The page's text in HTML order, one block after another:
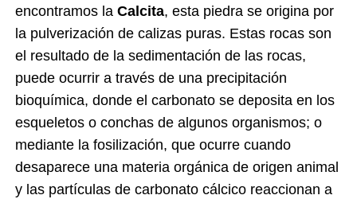
encontramos la Calcita, esta piedra se origina por
la pulverización de calizas puras. Estas rocas son
el resultado de la sedimentación de las rocas,
puede ocurrir a través de una precipitación
bioquímica, donde el carbonato se deposita en los
esqueletos o conchas de algunos organismos; o
mediante la fosilización, que ocurre cuando
desaparece una materia orgánica de origen animal
y las partículas de carbonato cálcico reaccionan a